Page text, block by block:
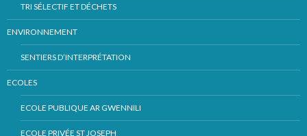
TRI SÉLECTIF ET DÉCHETS
ENVIRONNEMENT
SENTIERS D’INTERPRÉTATION
ECOLES
ECOLE PUBLIQUE AR GWENNILI
ECOLE PRIVÉE ST JOSEPH